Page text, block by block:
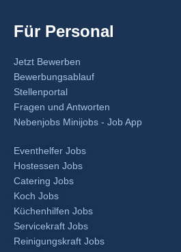
Für Personal
Jetzt Bewerben
Bewerbungsablauf
Stellenportal
Fragen und Antworten
Nebenjobs Minijobs - Job App
Eventhelfer Jobs
Hostessen Jobs
Catering Jobs
Koch Jobs
Küchenhilfen Jobs
Servicekraft Jobs
Reinigungskraft Jobs